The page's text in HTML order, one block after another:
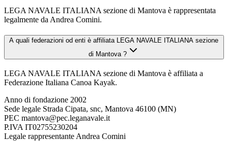
LEGA NAVALE ITALIANA sezione di Mantova è rappresentata
legalmente da Andrea Comini.
A quali federazioni od enti è affiliata LEGA NAVALE ITALIANA sezione
di Mantova ?
LEGA NAVALE ITALIANA sezione di Mantova è affiliata a
Federazione Italiana Canoa Kayak.
Anno di fondazione 2002
Sede legale Strada Cipata, snc, Mantova 46100 (MN)
PEC mantova@pec.leganavale.it
P.IVA IT02755230204
Legale rappresentante Andrea Comini